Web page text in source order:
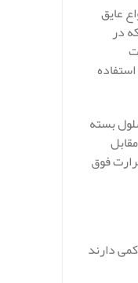
عایق
در
بسته
فوق
دارند